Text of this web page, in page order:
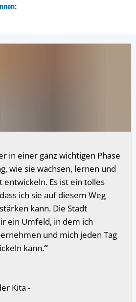
in einer ganz wichtigen Phase
wie sie wachsen, lernen und
entwickeln. Es ist ein tolles
ich sie auf diesem Weg
kann. Die Stadt
ein Umfeld, in dem ich
und mich jeden Tag
kann.“
Kita -